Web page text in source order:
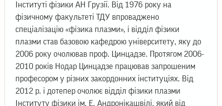
Інституті фізики АН Грузії. Від 1976 року на
фізичному факультеті ТДУ впроваджено
спеціалізацію «фізика плазми», і відділ фізики
плазми став базовою кафедрою університету, яку до
2006 року очолював проф. Цинцадзе. Протягом 2006-
2010 років Нодар Цинцадзе працював запрошеним
професором у різних закордонних інституціях. Від
2012 р. і дотепер очолює відділ фізики плазми
Інституту фізики ім. Е. Андронікашвілі, який від